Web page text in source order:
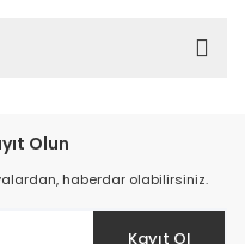
Olun
haberdar olabilirsiniz.
Kayıt Ol